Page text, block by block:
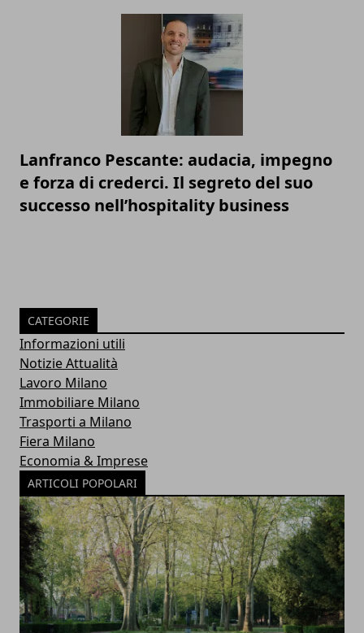
Lanfranco Pescante: audacia, impegno
e forza di crederci. Il segreto del suo
successo nell’hospitality business
CATEGORIE
Informazioni utili
Notizie Attualità
Lavoro Milano
Immobiliare Milano
Trasporti a Milano
Fiera Milano
Economia & Imprese
ARTICOLI POPOLARI